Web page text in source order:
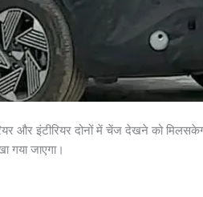
और इंटीरियर दोनों में चेंज देखने को
गया जाएगा।